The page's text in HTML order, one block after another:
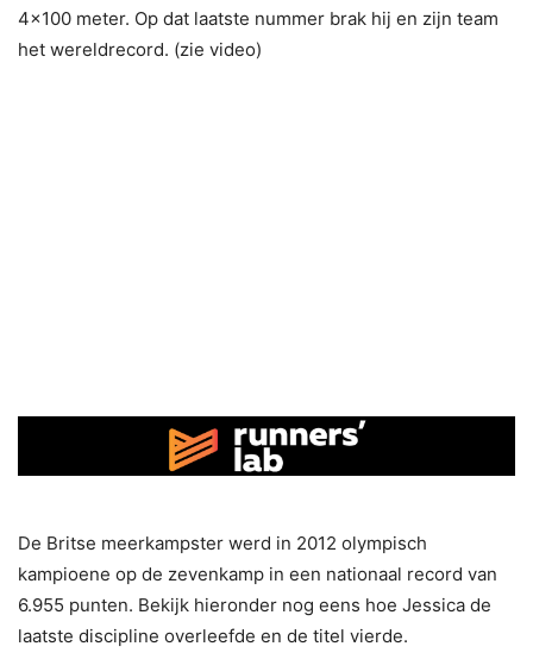
4×100 meter. Op dat laatste nummer brak hij en zijn team
het wereldrecord. (zie video)
De Britse meerkampster werd in 2012 olympisch
kampioene op de zevenkamp in een nationaal record van
6.955 punten. Bekijk hieronder nog eens hoe Jessica de
laatste discipline overleefde en de titel vierde.